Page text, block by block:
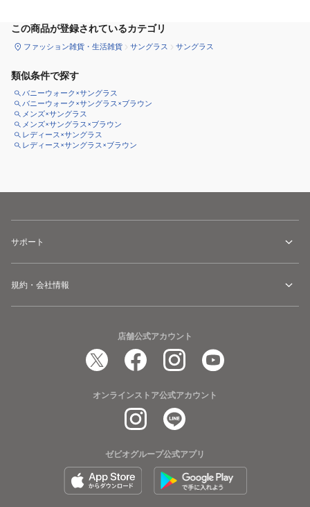
この商品が登録されているカテゴリ
ファッション雑貨・生活雑貨 サングラス サングラス
類似条件で探す
バニーウォーク×サングラス
バニーウォーク×サングラス×ブラウン
メンズ×サングラス
メンズ×サングラス×ブラウン
レディース×サングラス
レディース×サングラス×ブラウン
サポート
規約・会社情報
店舗公式アカウント
オンラインストア公式アカウント
ゼビオグループ公式アプリ